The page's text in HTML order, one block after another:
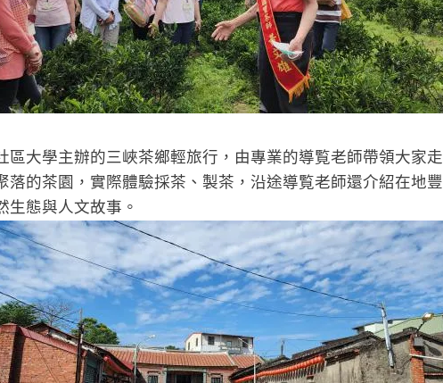
區大學主辦的三峽茶鄉輕旅行，由專業的導覧老師帶領大家走
落的茶園，實際體驗採茶、製茶，沿途導覧老師還介紹在地豐
生態與人文故事。